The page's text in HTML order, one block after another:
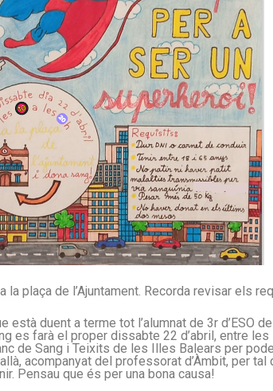
plaça de l’Ajuntament. Recorda revisar els
duent a terme tot l’alumnat de 3r d’ESO
es farà el proper dissabte 22 d’abril, entre
de Sang i Teixits de les Illes Balears per
acompanyat del professorat d’Àmbit, per
Pensau que és per una bona causa!